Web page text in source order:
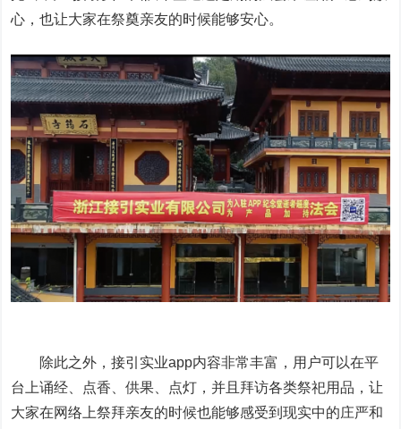
心，也让大家在祭奠亲友的时候能够安心。
除此之外，接引实业app内容非常丰富，用户可以在平
台上诵经、点香、供果、点灯，并且拜访各类祭祀用品，让
大家在网络上祭拜亲友的时候也能够感受到现实中的庄严和